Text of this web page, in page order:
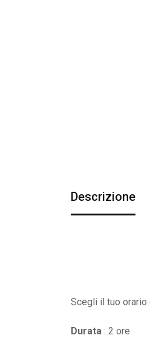
Descrizione
Scegli il tuo orario
Durata : 2 ore